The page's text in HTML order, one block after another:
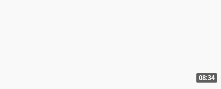
08:34